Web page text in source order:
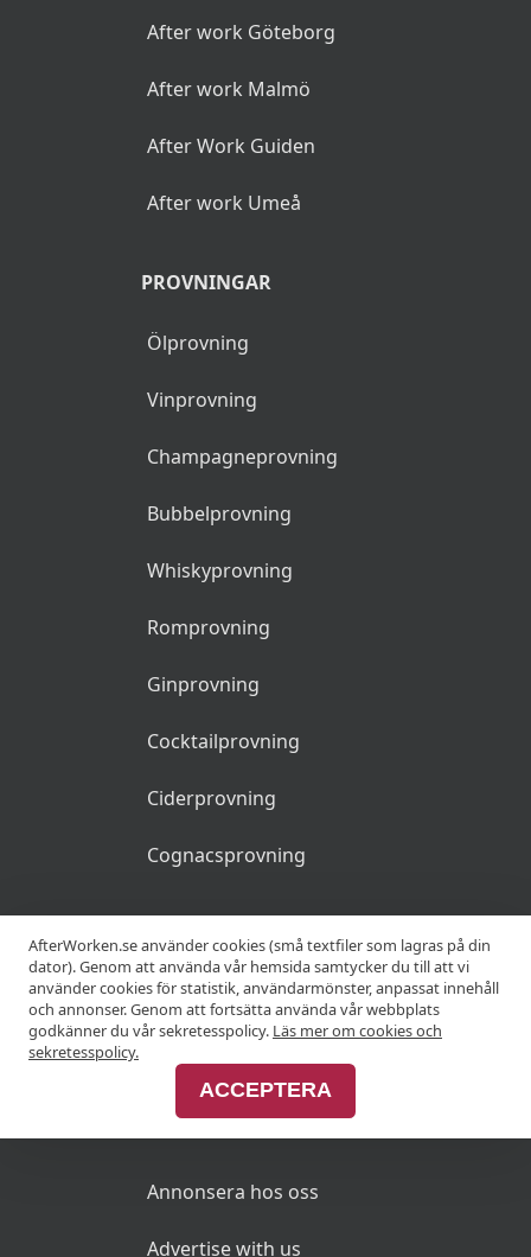
After work Göteborg
After work Malmö
After Work Guiden
After work Umeå
PROVNINGAR
Ölprovning
Vinprovning
Champagneprovning
Bubbelprovning
Whiskyprovning
Romprovning
Ginprovning
Cocktailprovning
Ciderprovning
Cognacsprovning
KRÖGARE
Anslut din restaurang
Annonsera hos oss
Advertise with us
AfterWorken.se använder cookies (små textfiler som lagras på din
dator). Genom att använda vår hemsida samtycker du till att vi
använder cookies för statistik, användarmönster, anpassat innehåll
och annonser. Genom att fortsätta använda vår webbplats
godkänner du vår sekretesspolicy. Läs mer om cookies och
sekretesspolicy.
ACCEPTERA